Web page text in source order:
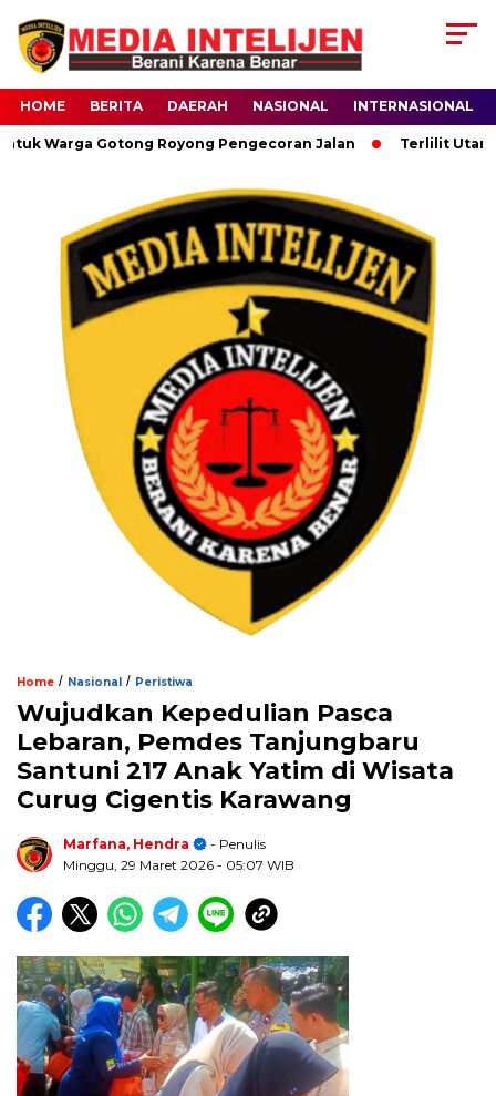
HOME BERITA DAERAH NASIONAL INTERNASIONAL
Gotong Royong Pengecoran Jalan Terlilit Utang
Home / Nasional / Peristiwa
Wujudkan Kepedulian Pasca
Lebaran, Pemdes Tanjungbaru
Santuni 217 Anak Yatim di Wisata
Curug Cigentis Karawang
Marfana, Hendra
- Penulis
Minggu, 29 Maret 2026 - 05:07 WIB